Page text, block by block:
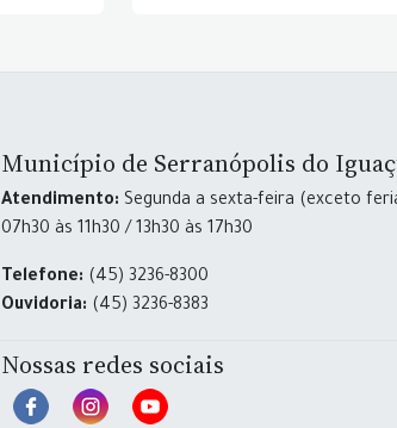
Município de Serranópolis do
Atendimento: Segunda a sexta-feira (exceto
07h30 às 11h30 / 13h30 às 17h30
Telefone: (45) 3236-8300
Ouvidoria: (45) 3236-8383
Nossas redes sociais